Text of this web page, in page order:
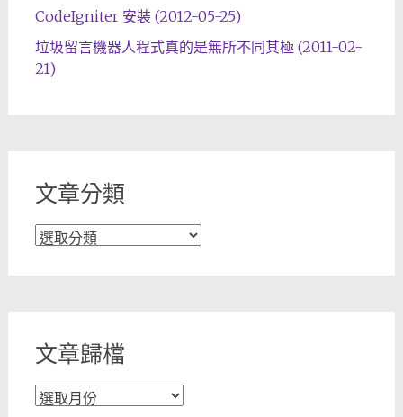
CodeIgniter 安裝 (2012-05-25)
垃圾留言機器人程式真的是無所不同其極 (2011-02-
21)
文章分類
文
文章歸檔
文